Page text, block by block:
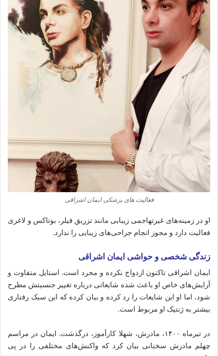
فعالیت‌ های پزشکی ایمان اشراقی
او در زمینه‌های غیرتهاجمی زیبایی مانند تزریق فیلر، بوتاکس و لاغری
فعالیت دارد و مجوز انجام جراحی‌های زیبایی را ندارد.
زندگی شخصی و حواشی ایمان اشراقی
ایمان اشراقی تاکنون ازدواج نکرده و مجرد است. استایل متفاوت و
آرایش‌های خاص او باعث شده شایعاتی درباره تغییر جنسیتش مطرح
شود، اما او این شایعاترا ردکرده و بیانکردهکه این سبک رفتاری
بیشتر به ژنتیک او مربوط است.
در تیرماه ۱۴۰۰، مادرش، شهلاکارآموز، درگذشت. ایمان در مراسم
چهلم مادرش سخنانی بیانکردکه واکنش‌های مختلفی را در پی